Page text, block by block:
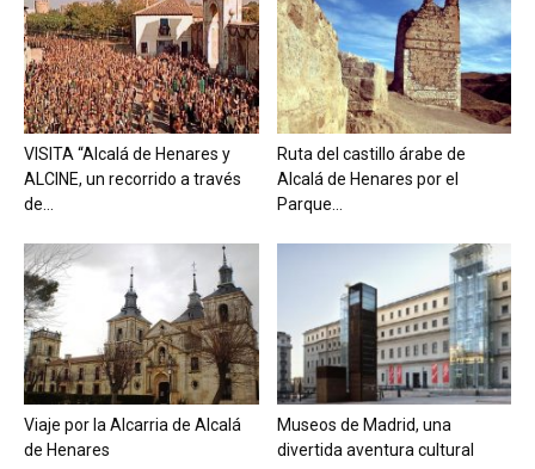
VISITA “Alcalá de Henares y
ALCINE, un recorrido a través
de...
Ruta del castillo árabe de
Alcalá de Henares por el
Parque...
Viaje por la Alcarria de Alcalá
de Henares
Museos de Madrid, una
divertida aventura cultural